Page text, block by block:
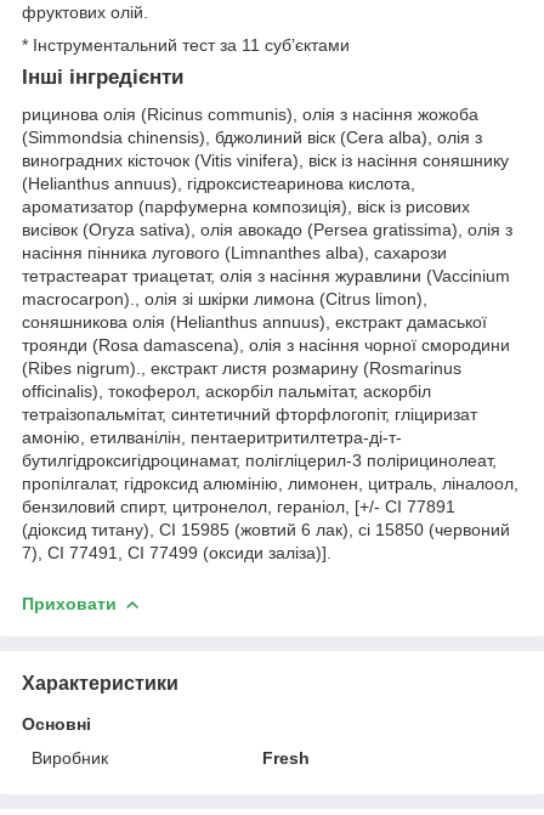
фруктових олій.
* Інструментальний тест за 11 суб’єктами
Інші інгредієнти
рицинова олія (Ricinus communis), олія з насіння жожоба
(Simmondsia chinensis), бджолиний віск (Cera alba), олія з
виноградних кісточок (Vitis vinifera), віск із насіння соняшнику
(Helianthus annuus), гідроксистеаринова кислота,
ароматизатор (парфумерна композиція), віск із рисових
висівок (Oryza sativa), олія авокадо (Persea gratissima), олія з
насіння пінника лугового (Limnanthes alba), сахарози
тетрастеарат триацетат, олія з насіння журавлини (Vaccinium
macrocarpon)., олія зі шкірки лимона (Citrus limon),
соняшникова олія (Helianthus annuus), екстракт дамаської
троянди (Rosa damascena), олія з насіння чорної смородини
(Ribes nigrum)., екстракт листя розмарину (Rosmarinus
officinalis), токоферол, аскорбіл пальмітат, аскорбіл
тетраізопальмітат, синтетичний фторфлогопіт, гліциризат
амонію, етилванілін, пентаеритритилтетра-ді-т-
бутилгідроксигідроцинамат, полігліцерил-3 полірицинолеат,
пропілгалат, гідроксид алюмінію, лимонен, цитраль, ліналоол,
бензиловий спирт, цитронелол, гераніол, [+/- CI 77891
(діоксид титану), CI 15985 (жовтий 6 лак), ci 15850 (червоний
7), CI 77491, CI 77499 (оксиди заліза)].
Приховати
Характеристики
Основні
Виробник
Fresh